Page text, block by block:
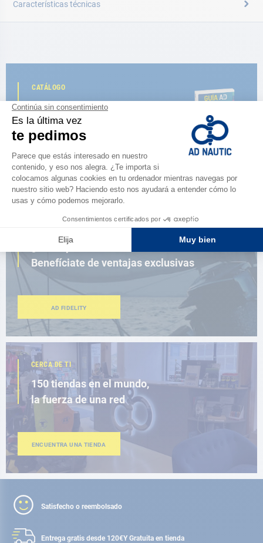
Características técnicas
CATÁLOGO
Descubre
la nueva guía AD 2026
NAVEGAR POR EL CATÁLOGO
¿Eres apasionado?
Benefíciate de ventajas exclusivas
AD FIDELITY
CERCA DE TI
150 tiendas en el mundo,
la fuerza de una red
ENCUENTRA UNA TIENDA
Satisfecho o reembolsado
Entrega gratis desde 120€Y Gratuita en tienda